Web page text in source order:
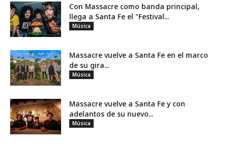
Con Massacre como banda principal,
llega a Santa Fe el "Festival...
Música
Massacre vuelve a Santa Fe en el marco
de su gira...
Música
Massacre vuelve a Santa Fe y con
adelantos de su nuevo...
Música